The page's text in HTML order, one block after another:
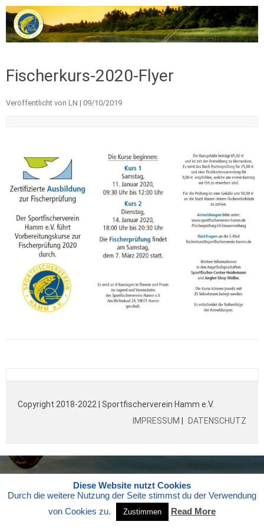
Fischerkurs-2020-Flyer
Veröffentlicht von LN | 09/10/2019
Copyright 2018-2022 | Sportfischerverein Hamm e.V.
IMPRESSUM | DATENSCHUTZ
Diese Website nutzt Cookies
Durch die weitere Nutzung der Seite stimmst du der Verwendung
von Cookies zu.
Zustimmen Read More